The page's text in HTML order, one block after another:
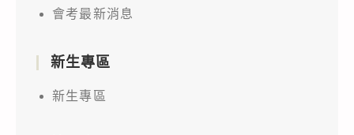
會考最新消息
新生專區
新生專區